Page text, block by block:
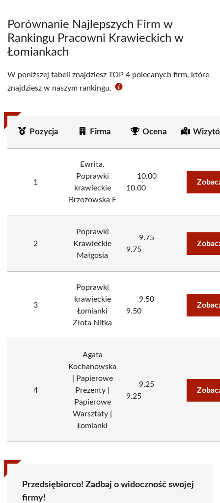
Porównanie Najlepszych Firm w
Rankingu Pracowni Krawieckich w
Łomiankach
W poniższej tabeli znajdziesz TOP 4 polecanych firm, które
znajdziesz w naszym rankingu.
Pozycja Firma Ocena
1
Ewrita.
Poprawki
krawieckie
Brzozowska E
10.00
10.00
2
Poprawki
Krawieckie
Małgosia
9.75
9.75
3
Poprawki
krawieckie
Łomianki
Złota Nitka
9.50
9.50
4
Agata
Kochanowska
| Papierowe
Prezenty |
Papierowe
Warsztaty |
Łomianki
9.25
9.25
Przedsiębiorco! Zadbaj o widoczność swojej
firmy!